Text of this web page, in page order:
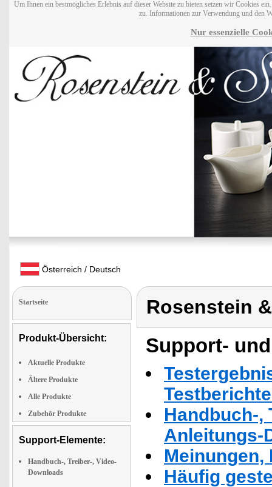
Um Ihnen ein bestmögliches Erlebnis auf dieser Website zu bieten setzen wir Cookies
zu. Informationen zur Verwendung und den
Nur essenzielle
Österreich / Deutsch
Startseite
Produkt-Übersicht:
Aktuelle Produkte
Ältere Produkte
Alle Produkte
Zubehör Produkte
Support-Elemente:
Handbuch-, Treiber-, Video-
Downloads
Rosenstein
Support-
Handbuch-,
Anleitungs-
Häufig